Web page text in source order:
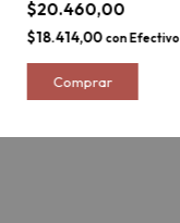
$20.460,00
$18.414,00 con Efectivo